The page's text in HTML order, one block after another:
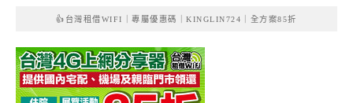
👍台灣租借WIFI｜專屬優惠碼｜KINGLIN724｜全方案85折